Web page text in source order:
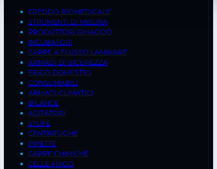
FREDDO BIOMEDICALE
STRUMENTI DI MISURA
PRODUTTORI GHIACCIO
INCUBATORI
CAPPE A FLUSSO LAMINARE
ARMADI DI SICUREZZA
FRIGO DOMESTICI
CONSUMABILI
ARMADI CLIMATICI
BILANCE
AGITATORI
STUFE
CENTRIFUGHE
PIPETTE
CAPPE CHIMICHE
CELLE FRIGO